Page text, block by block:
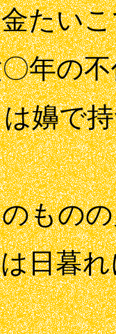
たい
年の
嬶で
もの
日暮